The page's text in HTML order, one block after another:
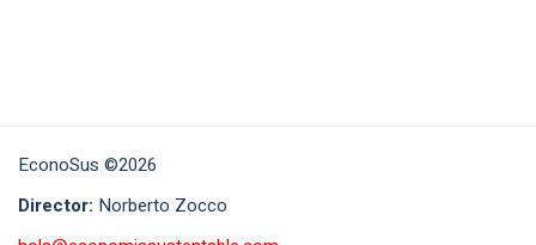
EconoSus ©2026
Director: Norberto Zocco